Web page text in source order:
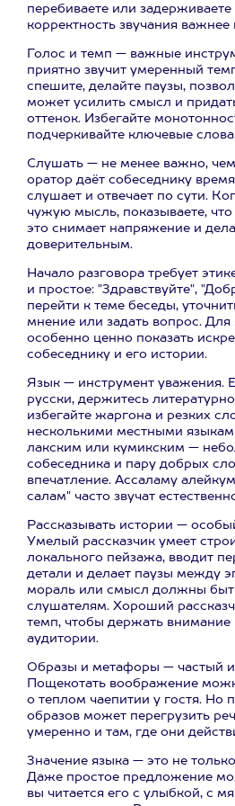
перебиваете или задерживаете
корректность звучания важнее
Голос и темп — важные
приятно звучит умеренный
спешите, делайте паузы,
может усилить смысл и
оттенок. Избегайте
подчеркивайте ключевые
Слушать — не менее важно,
оратор даёт собеседнику
слушает и отвечает по сути.
чужую мысль, показываете,
это снимает напряжение и
доверительным.
Начало разговора требует
и простое: "Здравствуйте",
перейти к теме беседы,
мнение или задать вопрос. Для
особенно ценно показать
собеседнику и его истории.
Язык — инструмент уважения.
русски, держитесь
избегайте жаргона и резких
несколькими местными
лакским или кумикским —
собеседника и пару добрых
впечатление. Ассаламу
салам" часто звучат
Рассказывать истории —
Умелый рассказчик умеет
локального пейзажа, вводит
детали и делает паузы между
мораль или смысл должны
слушателям. Хороший
темп, чтобы держать внимание
аудитории.
Образы и метафоры — частый
Пощекотать воображение
о теплом чаепитии у гостя. Но
образов может перегрузить
умеренно и там, где они
Значение языка — это не
Даже простое предложение
вы читается его с улыбкой, с